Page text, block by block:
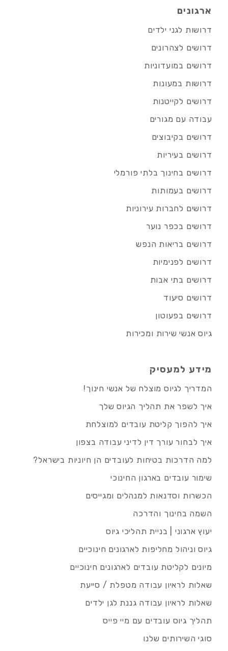
ארגונים
דרושות לגני ילדים
דרושים לצהרונים
דרושים במועדוניות
דרושות במעונות
דרושים לקייטנות
עבודה עם מגורים
דרושים בקיבוצים
דרושים בעיריות
דרושים בחינוך בלתי פורמלי
דרושים בעמותות
דרושים לחברות עירוניות
דרושים בכפר נוער
דרושים בריאות הנפש
דרושים לפנימיות
דרושים בתי אבות
דרושים סיעוד
דרושים בפעוטון
גיוס אנשי שירות ומכירות
מידע למעסיק
המדריך לגיוס מוצלח של אנשי חינוך!
איך לשפר את תהליך הגיוס שלך
איך להפוך קליטת עובדים למוצלחת
איך לבחור עורך דין לדיני עבודה בצפון
למה הדרכות בטיחות לעובדים הן חיוניות בישראל?
שימור עובדים בארגון החינוכי
הכשרות וסדנאות למנהלים ומגייסים
השמה בחינוך והדרכה
יעוץ ארגוני | בניית תהליכי גיוס
גיוס וניהול מחליפות לארגונים חינוכיים
מיונים לקליטת עובדים לארגונים חינוכיים
שאלות לראיון עבודה מטפלת / סייעת
שאלות לראיון עבודה גננת לגן ילדים
תהליך גיוס עובדים עם מיי פייס
סוגי השירותים שלנו